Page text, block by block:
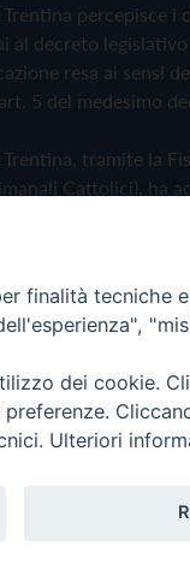
percepisce
al decreto
resa ai sensi
5 del medesimo
tramite la
Cattolici), ha
Policy Cookie
Editrice
finalità tecniche
dei cookie.
Ulteriori